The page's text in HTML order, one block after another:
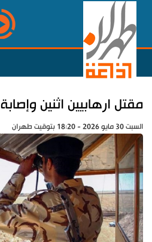
مقتل ارهابيين اثنين
السبت 30 مايو 2026 - 18:20 بتوقيت طهران